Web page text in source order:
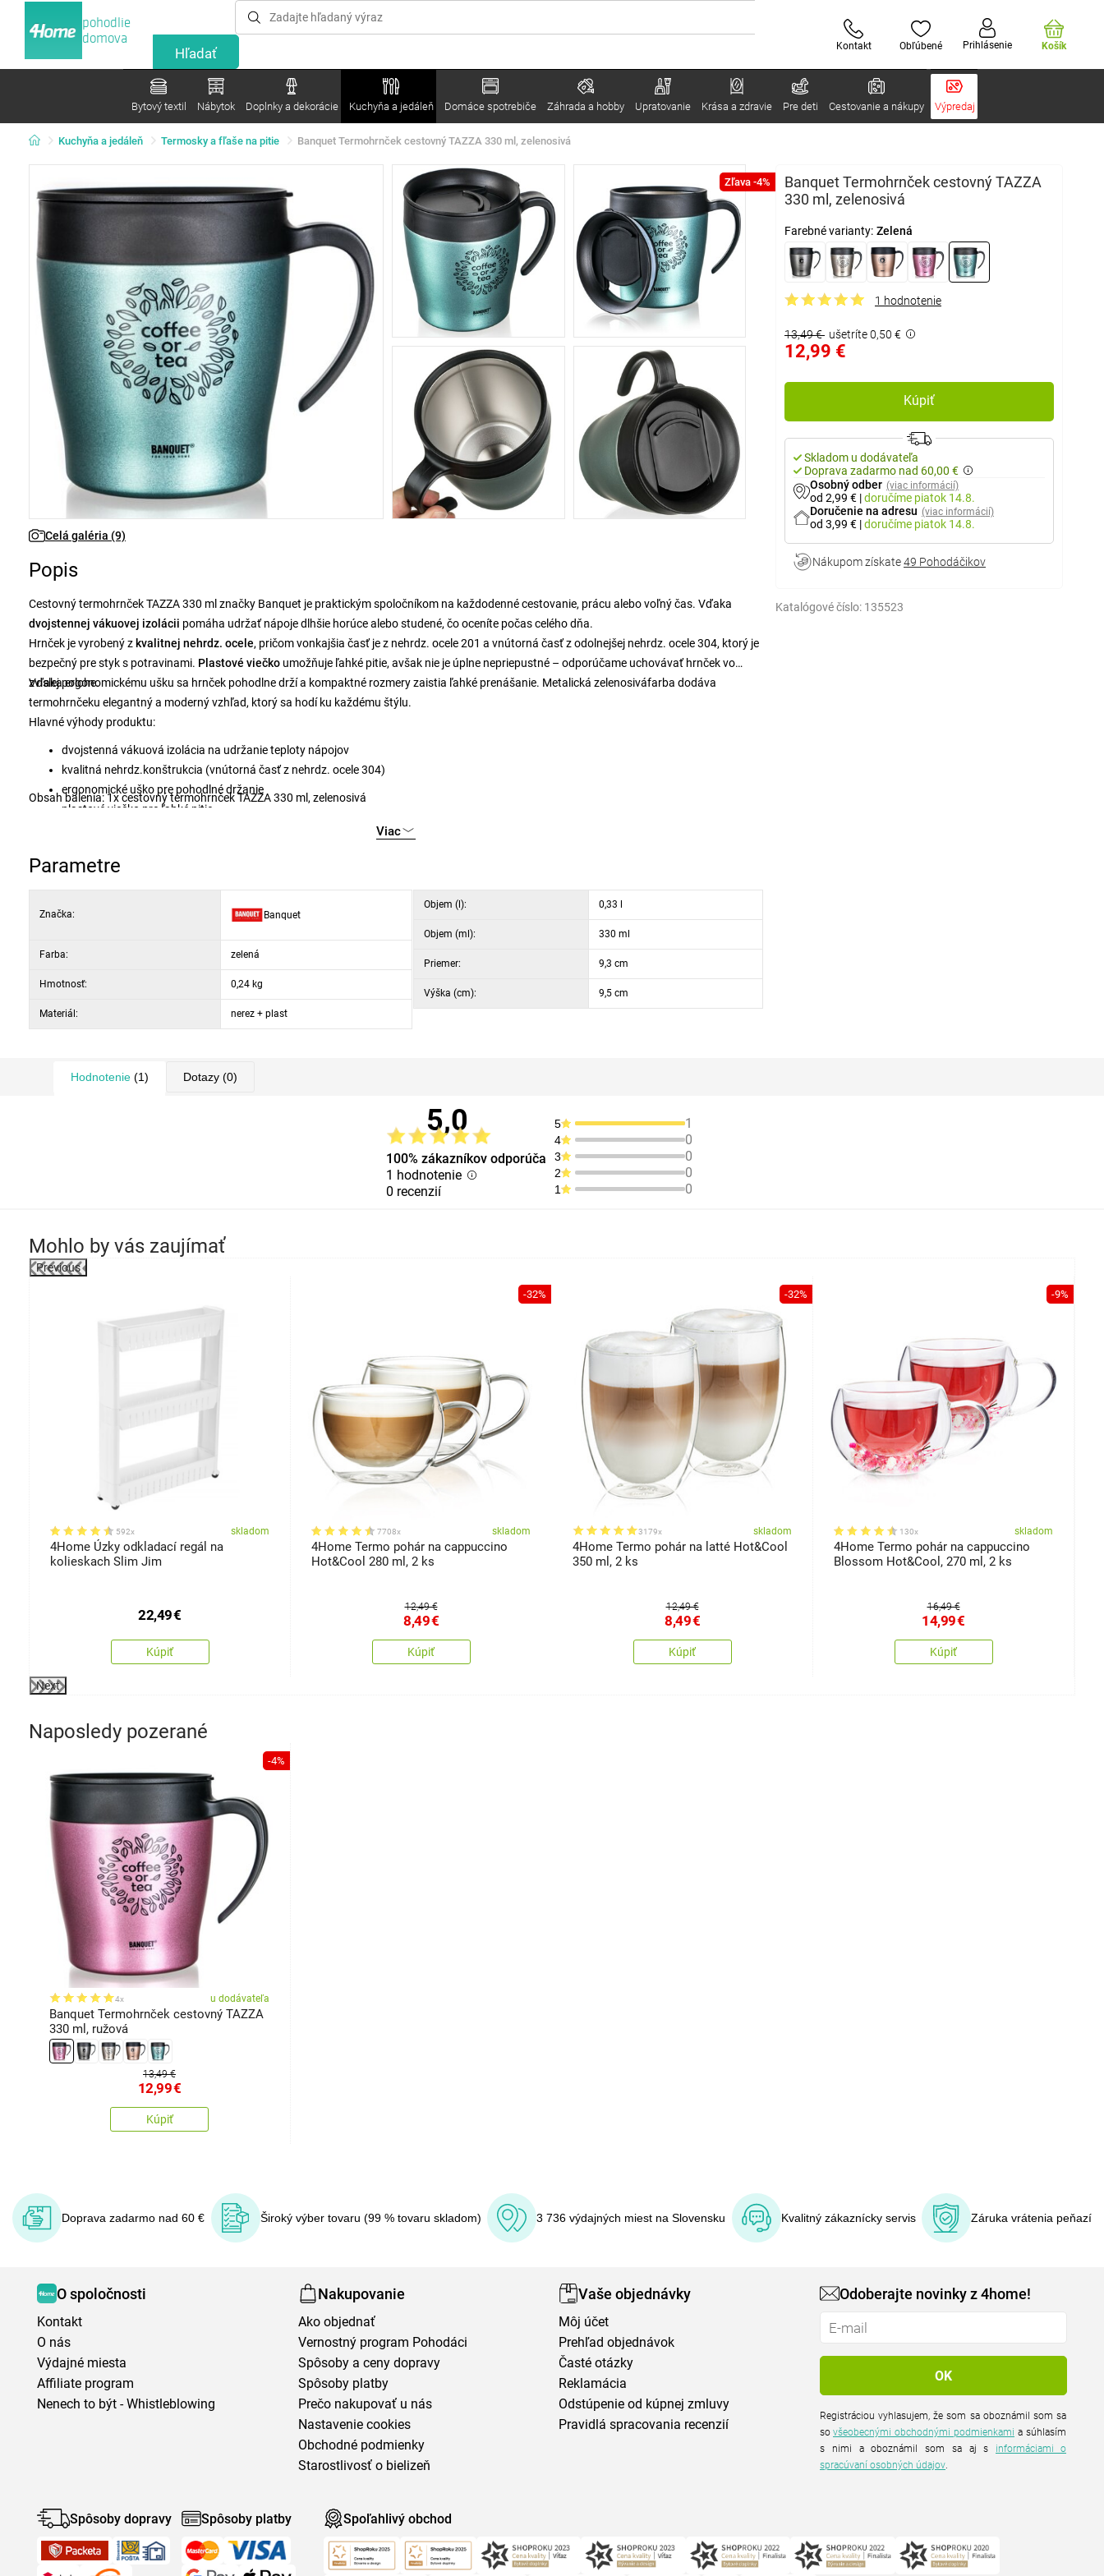
pohodlie
domova
Kontakt Obľúbené Prihlásenie Košík
Bytový textil Nábytok Doplnky a dekorácie Kuchyňa a jedáleň Domáce spotrebiče Záhrada a hobby Upratovanie Krása a zdravie Pre deti Cestovanie a nákupy Výpredaj
Kuchyňa a jedáleň Termosky a fľaše na pitie Banquet Termohrnček cestovný TAZZA 330 ml, zelenosivá
Zľava -4%
Celá galéria (9)
Banquet Termohrnček cestovný TAZZA
330 ml, zelenosivá
Farebné varianty: Zelená
1 hodnotenie
13,49 € ušetríte 0,50 €
12,99 €
Kúpiť
Skladom u dodávateľa
Doprava zadarmo nad 60,00 €
Osobný odber (viac informácií)
od 2,99 € |doručíme piatok 14.8.
Doručenie na adresu (viac informácií)
od 3,99 € |doručíme piatok 14.8.
Nákupom získate49 Pohodáčikov
Katalógové číslo: 135523
Popis
Cestovný termohrnček TAZZA 330 ml značky Banquet je praktickým spoločníkom na každodenné cestovanie, prácu alebo voľný čas. Vďaka
dvojstennej vákuovej izolácii pomáha udržať nápoje dlhšie horúce alebo studené, čo oceníte počas celého dňa.
Hrnček je vyrobený z kvalitnej nehrdz. ocele, pričom vonkajšia časť je z nehrdz. ocele 201 a vnútorná časť z odolnejšej nehrdz. ocele 304, ktorý je
bezpečný pre styk s potravinami. Plastové viečko umožňuje ľahké pitie, avšak nie je úplne nepriepustné – odporúčame uchovávať hrnček vo
zvislej polohe.
Vďaka ergonomickému ušku sa hrnček pohodlne drží a kompaktné rozmery zaistia ľahké prenášanie. Metalická zelenosiváfarba dodáva
termohrnčeku elegantný a moderný vzhľad, ktorý sa hodí ku každému štýlu.
Hlavné výhody produktu:
dvojstenná vákuová izolácia na udržanie teploty nápojov
kvalitná nehrdz.konštrukcia (vnútorná časť z nehrdz. ocele 304)
ergonomické uško pre pohodlné držanie
plastové viečko pre ľahké pitie
Obsah balenia: 1x cestovný termohrnček TAZZA 330 ml, zelenosivá
Viac
Parametre
Značka: Banquet
Farba: zelená
Hmotnosť: 0,24 kg
Materiál: nerez + plast
Objem (l): 0,33 l
Objem (ml): 330 ml
Priemer: 9,3 cm
Výška (cm): 9,5 cm
Hodnotenie (1) Dotazy (0)
5,0
100% zákazníkov odporúča
1 hodnotenie
0 recenzií
5 1
4 0
3 0
2 0
1 0
Mohlo by vás zaujímať
Previous
592x skladom
4Home Úzky odkladací regál na
kolieskach Slim Jim
22,49€
Kúpiť
-32%
7708x skladom
4Home Termo pohár na cappuccino
Hot&Cool 280 ml, 2 ks
12,49 €
8,49€
Kúpiť
-32%
3179x skladom
4Home Termo pohár na latté Hot&Cool
350 ml, 2 ks
12,49 €
8,49€
Kúpiť
-9%
130x skladom
4Home Termo pohár na cappuccino
Blossom Hot&Cool, 270 ml, 2 ks
16,49 €
14,99€
Kúpiť
Next
Naposledy pozerané
-4%
4x u dodávateľa
Banquet Termohrnček cestovný TAZZA
330 ml, ružová
13,49 €
12,99€
Kúpiť
Doprava zadarmo nad 60 € Široký výber tovaru (99 % tovaru skladom) 3 736 výdajných miest na Slovensku Kvalitný zákaznícky servis Záruka vrátenia peňazí
O spoločnosti
Kontakt
O nás
Výdajné miesta
Affiliate program
Nenech to být - Whistleblowing
Nakupovanie
Ako objednať
Vernostný program Pohodáci
Spôsoby a ceny dopravy
Spôsoby platby
Prečo nakupovať u nás
Nastavenie cookies
Obchodné podmienky
Starostlivosť o bielizeň
Vaše objednávky
Môj účet
Prehľad objednávok
Časté otázky
Reklamácia
Odstúpenie od kúpnej zmluvy
Pravidlá spracovania recenzií
Odoberajte novinky z 4home!
Registráciou vyhlasujem, že som sa oboznámil som sa
sovšeobecnými obchodnými podmienkami a súhlasím
s nimi a oboznámil som sa aj s informáciami o
spracúvaní osobných údajov.
Spôsoby dopravy Spôsoby platby Spoľahlivý obchod